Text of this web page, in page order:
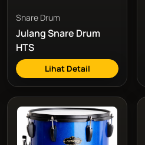
Snare Drum
Julang Snare Drum
HTS
Lihat Detail